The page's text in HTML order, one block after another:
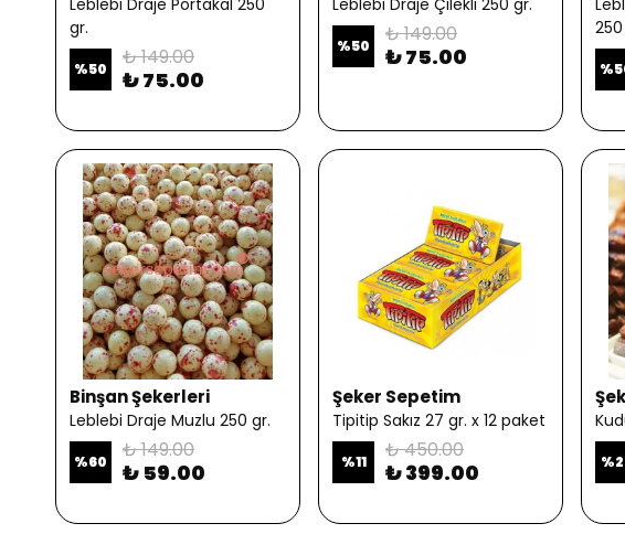
Leblebi Draje Portakal 250
gr.
%50 ₺ 149.00
₺ 75.00
Leblebi Draje Çilekli 250 gr.
%50 ₺ 149.00
₺ 75.00 %
Binşan Şekerleri
Leblebi Draje Muzlu 250 gr.
%60 ₺ 149.00
₺ 59.00
Şeker Sepetim
Tipitip Sakız 27 gr. x 12 paket
%11 ₺ 450.00
₺ 399.00 %